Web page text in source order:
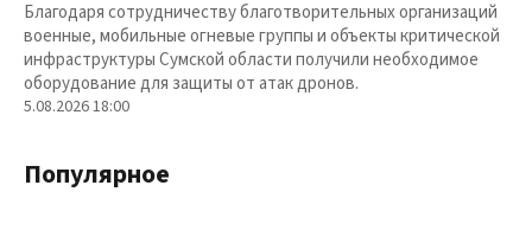
Благодаря сотрудничеству благотворительных организаций
военные, мобильные огневые группы и объекты критической
инфраструктуры Сумской области получили необходимое
оборудование для защиты от атак дронов.
5.08.2026 18:00
Популярное